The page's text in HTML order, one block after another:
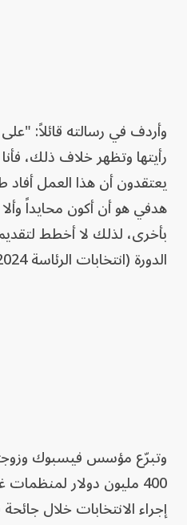
وأردف في رسالته قائلاً:
رأيتها وتظهر خلاف ذلك،
يعتقدون أن هذا العمل
هدفي هو أن أكون محايداً
بأخرى، لذلك لا أخطط
الدورة (انتخابات الرئاسة 2024)".
وتبرّع مؤسس فيسبوك
400 مليون دولار
إجراء الانتخابات خلال جائحة